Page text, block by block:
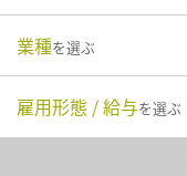
業種を選ぶ
雇用形態 / 給与を選ぶ